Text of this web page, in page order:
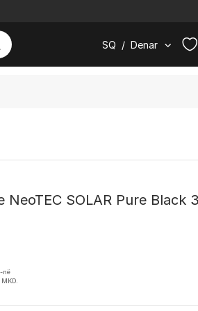
SQ / Denar
SOLAR Pure Black
në